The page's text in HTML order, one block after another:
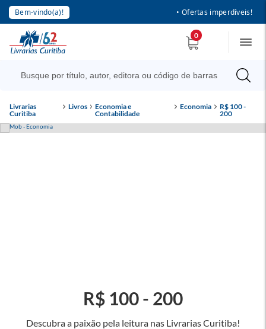
Bem-vindo(a)! • Ofertas imperdíveis!
0
Livrarias
Curitiba
Livros
Economia e
Contabilidade
Economia
R$ 100 -
200
Descubra a paixão pela leitura nas Livrarias Curitiba!
R$ 100 - 200